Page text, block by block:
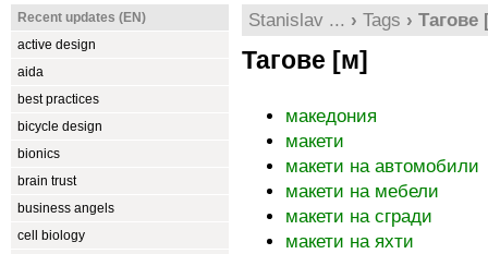
Stanislav ... › Tags ›
Тагове [м]
македония
макети
макети на автомобили
макети на мебели
макети на сгради
макети на яхти
Recent updates (EN)
active design
aida
best practices
bicycle design
bionics
brain trust
business angels
cell biology